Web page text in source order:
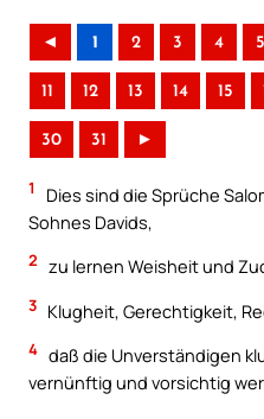
◄ 1 2 3 4 5
11 12 13 14 15
30 31 ►
1
Dies sind die Sprüche
Sohnes Davids,
2 zu lernen Weisheit und
3 Klugheit, Gerechtigkeit,
4 daß die Unverständigen
vernünftig und vorsichtig